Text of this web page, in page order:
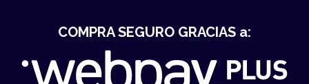
COMPRA SEGURO GRACIAS a: